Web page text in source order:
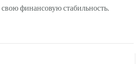
свою финансовую стабильность.